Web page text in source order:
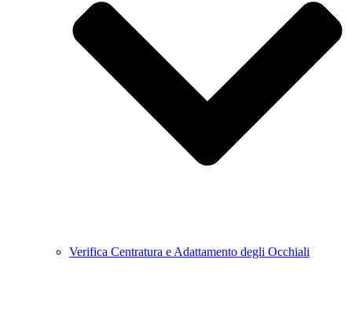
Verifica Centratura e Adattamento degli Occhiali